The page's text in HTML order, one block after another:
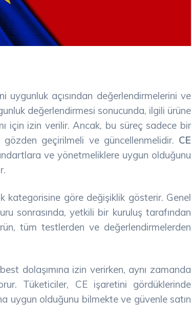
uygunluk açısından değerlendirmelerini ve
değerlendirmesi sonucunda, ilgili ürüne
için izin verilir. Ancak, bu süreç sadece bir
geçirilmeli ve güncellenmelidir. CE
ve yönetmeliklere uygun olduğunu
kategorisine göre değişiklik gösterir. Genel
sonrasında, yetkili bir kuruluş tarafından
tüm testlerden ve değerlendirmelerden
dolaşımına izin verirken, aynı zamanda
Tüketiciler, CE işaretini gördüklerinde
uygun olduğunu bilmekte ve güvenle satın